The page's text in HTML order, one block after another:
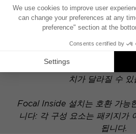
이 설치 도면은 기본 오디오 시
이 장착되어 있는 경우, 도면에
치가 달라질 수 있
Focal Inside 설치는 호환 가능
니다: 각 구성 요소는 패키지가
됩니다.